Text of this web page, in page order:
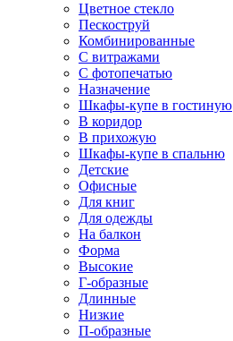
Цветное стекло
Пескоструй
Комбинированные
С витражами
С фотопечатью
Назначение
Шкафы-купе в гостиную
В коридор
В прихожую
Шкафы-купе в спальню
Детские
Офисные
Для книг
Для одежды
На балкон
Форма
Высокие
Г-образные
Длинные
Низкие
П-образные